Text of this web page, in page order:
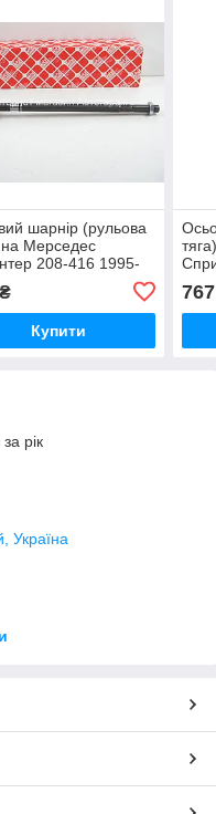
шарнір (рульова
на Мерседес
208-416 1995-
12198
Купити
767
рік
Україна